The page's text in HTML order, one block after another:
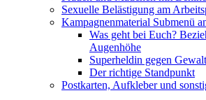
Sexuelle Belästigung am
Kampagnenmaterial Submenü
Was geht bei Euch?
Augenhöhe
Superheldin gegen Gewalt
Der richtige Standpunkt
Postkarten, Aufkleber und